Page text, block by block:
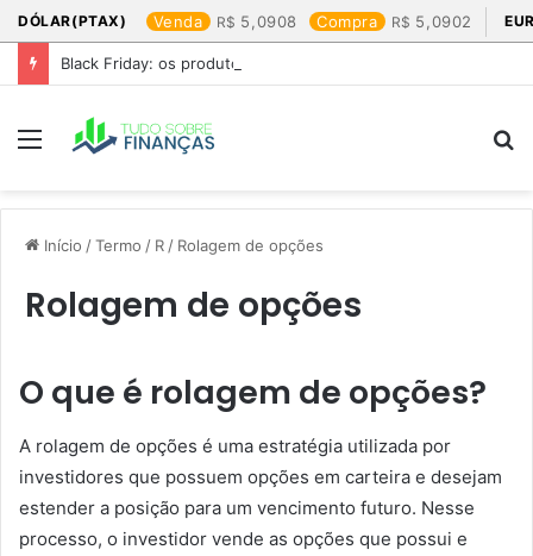
DÓLAR(PTAX) Venda 5,0908 Compra 5,0902
Black Friday: os produtos que mais valem a pena
Menu
Início /Termo / R / Rolagem de opções
Rolagem de opções
O que é rolagem de opções?
A rolagem de opções é uma estratégia utilizada por
investidores que possuem opções em carteira e desejam
estender a posição para um vencimento futuro. Nesse
processo, o investidor vende as opções que possui e